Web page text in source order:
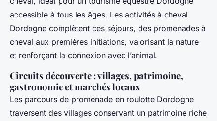
accessible à tous les âges. Les activités à cheval
Dordogne complètent ces séjours, des promenades à
cheval aux premières initiations, valorisant la nature
et renforçant la connexion avec l’animal.
Circuits découverte : villages, patrimoine,
gastronomie et marchés locaux
Les parcours de promenade en roulotte Dordogne
traversent des villages conservant un patrimoine riche